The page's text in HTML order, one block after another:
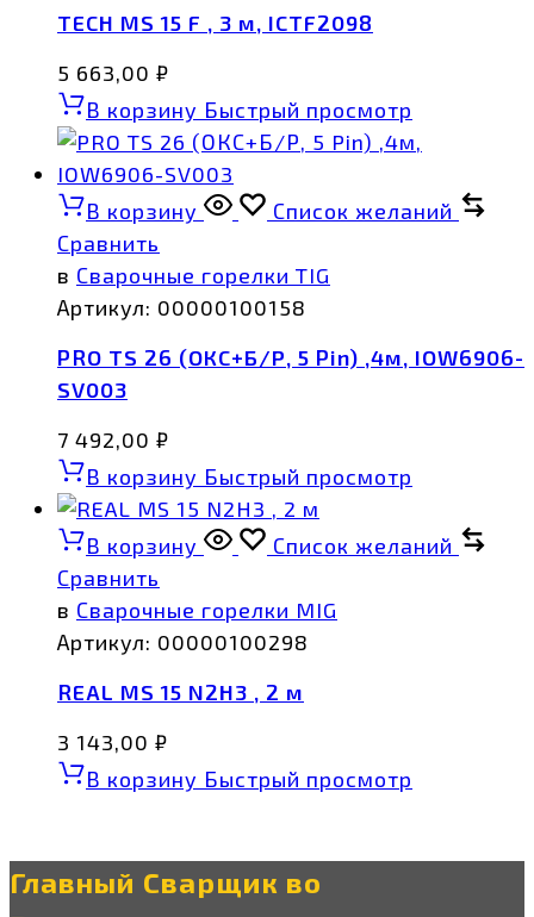
TECH MS 15 F , 3 м, ICTF2098
5 663,00 ₽
В корзину Быстрый просмотр
В корзину
Список желаний
Сравнить
в Сварочные горелки TIG
Артикул: 00000100158
PRO TS 26 (ОКС+Б/Р, 5 Pin) ,4м, IOW6906-
SV003
7 492,00 ₽
В корзину Быстрый просмотр
В корзину
Список желаний
Сравнить
в Сварочные горелки MIG
Артикул: 00000100298
REAL MS 15 N2H3 , 2 м
3 143,00 ₽
В корзину Быстрый просмотр
Главный Сварщик во